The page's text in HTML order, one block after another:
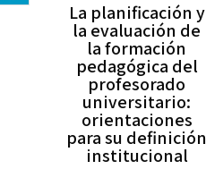
La planificación y
la evaluación de
la formación
pedagógica del
profesorado
universitario:
orientaciones
para su definición
institucional